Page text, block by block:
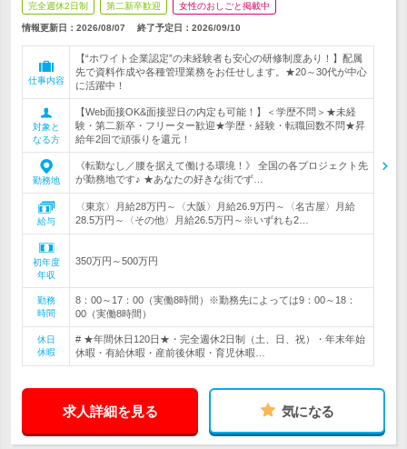
完全週休2日制 第二新卒歓迎 女性のおしごと掲載中
情報更新日：2026/08/07 終了予定日： 2026/09/10
仕事内容
【“ホワイト企業認定”の未経験者も安心の研修制度あり！】配属
先で資料作成や各種管理業務をお任せします。★20～30代が中心
に活躍中！
対象と
なる方
【Web面接OK&面接翌日の内定も可能！】＜学歴不問＞★未経
験・第二新卒・フリーター歓迎★学歴・経験・転職回数不問★昇
給年2回で頑張りを還元！
勤務地
《転勤なし／腰を据えて働ける環境！》 全国の各プロジェクト先
が勤務地です♪ ★あなたの好きな街でず…
給与
〈東京〉月給28万円～〈大阪〉月給26.9万円～〈名古屋〉月給
28.5万円～〈その他〉月給26.5万円～※いずれも2…
初年度
年収
350万円～500万円
勤務
時間
8：00～17：00（実働8時間）※勤務先によっては9：00～18：
00（実働8時間）
休日
休暇
# ★年間休日120日★・完全週休2日制（土、日、祝）・年末年始
休暇・有給休暇・産前後休暇・育児休暇…
求人詳細を見る 気になる